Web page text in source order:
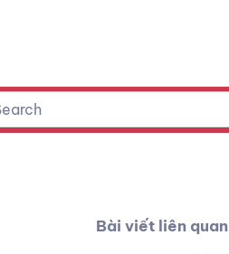
Bài viết liên quan